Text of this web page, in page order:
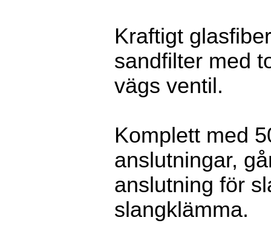
Kraftigt
sandfilter med
vägs ventil.
Komplett med
anslutningar,
anslutning för
slangklämma.